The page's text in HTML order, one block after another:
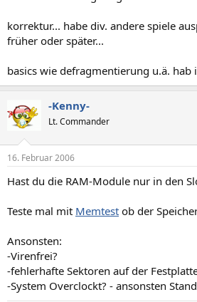
korrektur... habe div. andere spiele
früher oder später...
basics wie defragmentierung u.ä. hab
-Kenny-
Lt. Commander
16. Februar 2006
Hast du die RAM-Module nur in den
Teste mal mit Memtest ob der
Ansonsten:
-Virenfrei?
-fehlerhafte Sektoren auf der
-System Overclockt? - ansonsten